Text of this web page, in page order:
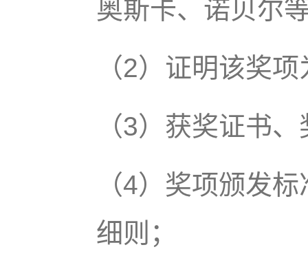
奥斯卡、诺贝尔
（2）证明该奖
（3）获奖证书
（4）奖项颁发
细则；